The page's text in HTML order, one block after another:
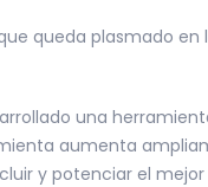
queda plasmado en
una
aumenta
y potenciar el